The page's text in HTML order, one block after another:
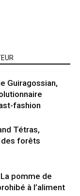
Guiragossian,
fashion
Tétras,
forêts
pomme de
à l’aliment